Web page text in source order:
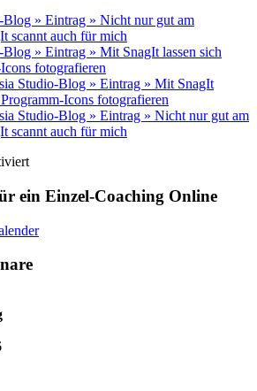
Blog » Eintrag » Nicht nur gut am
scannt auch für mich
Blog » Eintrag » Mit SnagIt lassen sich
fotografieren
Studio-Blog » Eintrag » Mit SnagIt
Icons fotografieren
Studio-Blog » Eintrag » Nicht nur gut am
scannt auch für mich
ein Einzel-Coaching Online